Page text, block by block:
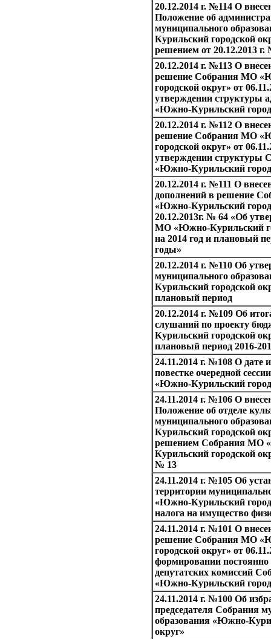
20.12.2014 г. №114 О
Положение об
муниципального
Курильский городской
решением от 20.12.2013 г.
20.12.2014 г. №113 О
решение Собрания МО
городской округ» от
утверждении структуры
«Южно-Курильский
20.12.2014 г. №112 О
решение Собрания МО
городской округ» от
утверждении структуры
«Южно-Курильский
20.12.2014 г. №111 О
дополнений в решение
«Южно-Курильский
20.12.2013г. № 64 «Об
МО «Южно-Курильский
на 2014 год и плановый
годы»
20.12.2014 г. №110 Об
муниципального
Курильский городской
плановый период
20.12.2014 г. №109 Об
слушаний по проекту
Курильский городской
плановый период 2016-
24.11.2014 г. №108 О дате
повестке очередной
«Южно-Курильский
24.11.2014 г. №106 О
Положение об отделе
муниципального
Курильский городской
решением Собрания МО
Курильский городской
№ 13
24.11.2014 г. №105 Об
территории
«Южно-Курильский
налога на имущество
24.11.2014 г. №101 О
решение Собрания МО
городской округ» от
формировании
депутатских комиссий
«Южно-Курильский
24.11.2014 г. №100 Об
председателя Собрания
образования «Южно-
округ»